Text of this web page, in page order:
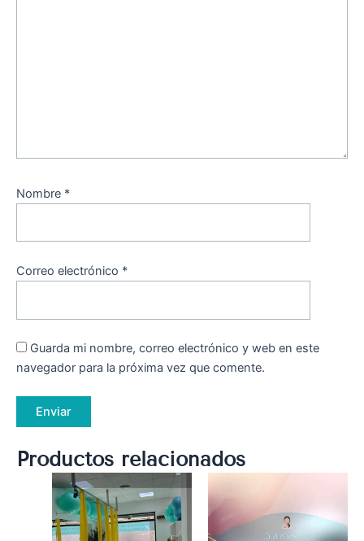
Nombre *
Correo electrónico *
Guarda mi nombre, correo electrónico y web en este
navegador para la próxima vez que comente.
Productos relacionados